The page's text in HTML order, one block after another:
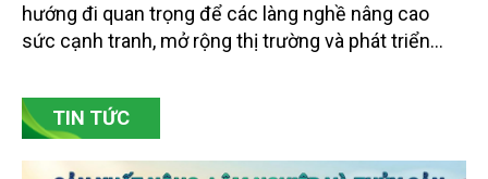
hướng đi quan trọng để các làng nghề nâng cao
sức cạnh tranh, mở rộng thị trường và phát triển
Bắc Ninh, nhiều nghệ nhân và cơ sở sản xuất đã
chủ động đổi mới tư duy, đầu tư công nghệ, xây
TIN TỨC